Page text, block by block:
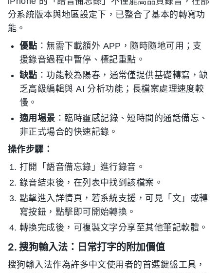
分系統版本與地區設定下，已整合了基本的轉寫功
能。
優點 ：無需下載額外 APP，隨時隨地可用；支
援錄音過程中暫停、標記重點。
缺點 ：功能較為陽春，通常僅提供基礎轉寫，缺
乏高級編輯與 AI 分析功能；長檔案處理速度較
慢。
適用場景 ：臨時靈感記錄、短時間的通話備忘、
非正式場合的快速記錄。
操作步驟：
打開「語音備忘錄」進行錄音。
錄音結束後，在列表中找到該檔案。
點擊進入詳情頁，若系統支援，可見「文」或轉
寫按鈕，點擊即可開始轉換。
轉換完成後，可複製文字分享至其他筆記軟體。
2. 搜狗輸入法：日常打字的附加價值
搜狗輸入法作為許多中文使用者的首選鍵盤工具，